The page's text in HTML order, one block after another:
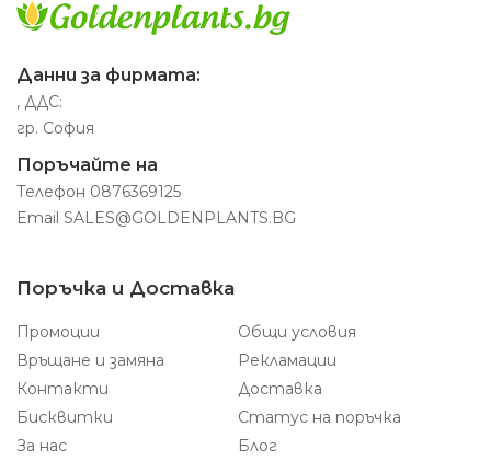
Данни за фирмата:
, ДДС:
гр. София
Поръчайте на
Телефон 0876369125
Email SALES@GOLDENPLANTS.BG
Поръчка и Доставка
Промоции
Общи условия
Връщане и замяна
Рекламации
Контакти
Доставка
Бисквитки
Статус на поръчка
За нас
Блог